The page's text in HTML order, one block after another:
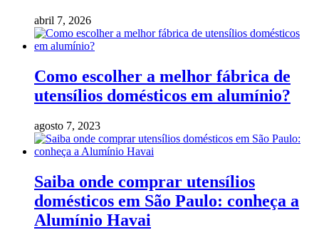
abril 7, 2026
Como escolher a melhor fábrica de
utensílios domésticos em alumínio?
agosto 7, 2023
Saiba onde comprar utensílios
domésticos em São Paulo: conheça a
Alumínio Havai